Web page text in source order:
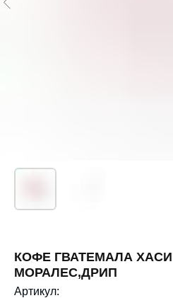
КОФЕ ГВАТЕМАЛА
МОРАЛЕС,ДРИП
Артикул: